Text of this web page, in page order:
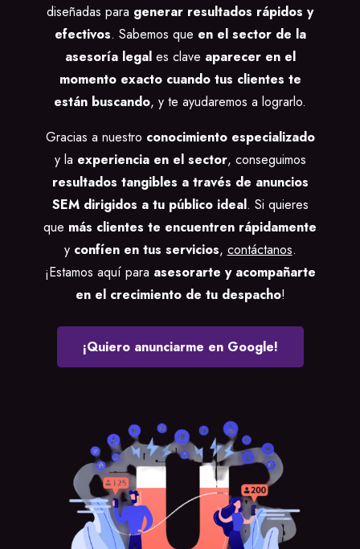
diseñadas para generar resultados rápidos y
efectivos. Sabemos que en el sector de la
asesoría legal es clave aparecer en el
momento exacto cuando tus clientes te
están buscando, y te ayudaremos a lograrlo.
Gracias a nuestro conocimiento especializado
y la experiencia en el sector, conseguimos
resultados tangibles a través de anuncios
SEM dirigidos a tu público ideal. Si quieres
que más clientes te encuentren rápidamente
y confíen en tus servicios, contáctanos.
¡Estamos aquí para asesorarte y acompañarte
en el crecimiento de tu despacho!
¡Quiero anunciarme en Google!